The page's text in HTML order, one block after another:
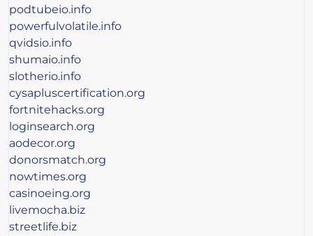
podtubeio.info
powerfulvolatile.info
qvidsio.info
shumaio.info
slotherio.info
cysapluscertification.org
fortnitehacks.org
loginsearch.org
aodecor.org
donorsmatch.org
nowtimes.org
casinoeing.org
livemocha.biz
streetlife.biz